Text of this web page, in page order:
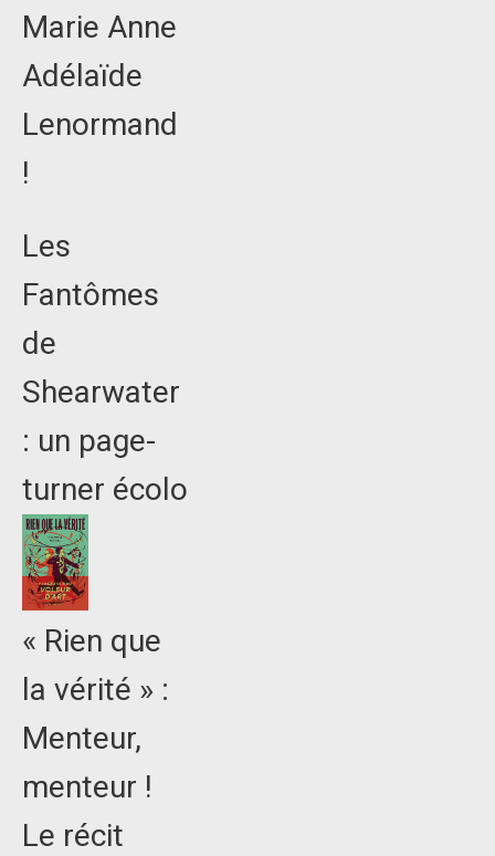
Marie Anne
Adélaïde
Lenormand
!
Les
Fantômes
de
Shearwater
: un page-
turner écolo
« Rien que
la vérité » :
Menteur,
menteur !
Le récit